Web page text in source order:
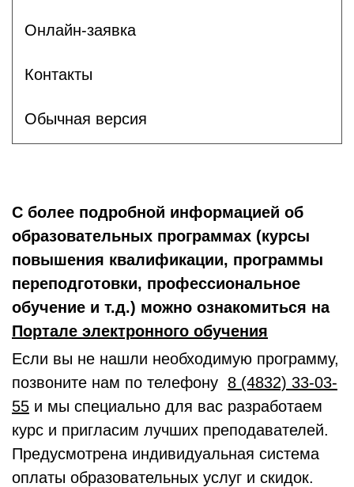
Онлайн-заявка
Контакты
Обычная версия
С более подробной информацией об
образовательных программах (курсы
повышения квалификации, программы
переподготовки, профессиональное
обучение и т.д.) можно ознакомиться на
Портале электронного обучения
Если вы не нашли необходимую программу,
позвоните нам по телефону 8 (4832) 33-03-
55 и мы специально для вас разработаем
курс и пригласим лучших преподавателей.
Предусмотрена индивидуальная система
оплаты образовательных услуг и скидок.